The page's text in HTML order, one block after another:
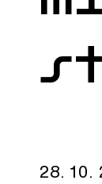
28. 10.